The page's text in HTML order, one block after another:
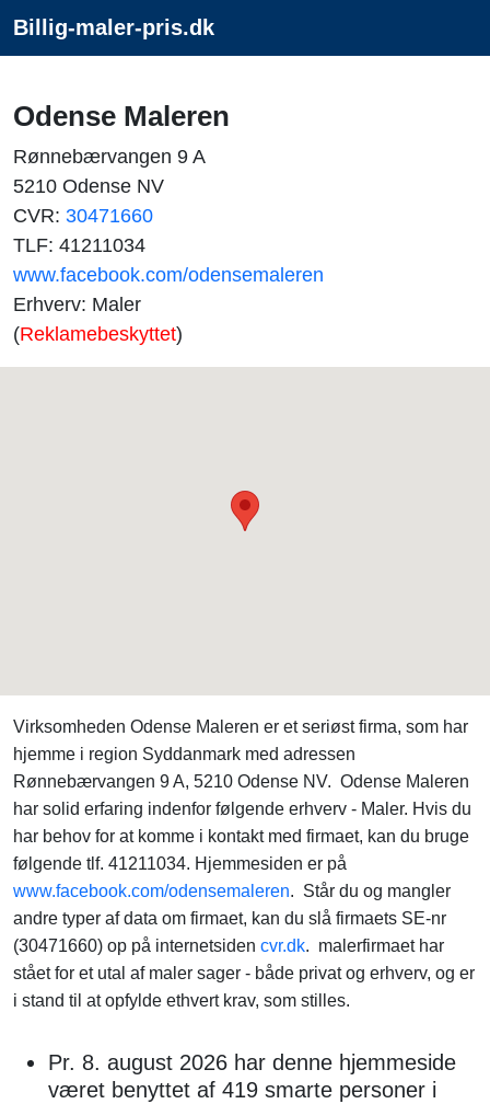
Billig-maler-pris.dk
Odense Maleren
Rønnebærvangen 9 A
5210 Odense NV
CVR: 30471660
TLF: 41211034
www.facebook.com/odensemaleren
Erhverv: Maler
(Reklamebeskyttet)
Virksomheden Odense Maleren er et seriøst firma, som har
hjemme i region Syddanmark med adressen
Rønnebærvangen 9 A, 5210 Odense NV. Odense Maleren
har solid erfaring indenfor følgende erhverv - Maler. Hvis du
har behov for at komme i kontakt med firmaet, kan du bruge
følgende tlf. 41211034. Hjemmesiden er på
www.facebook.com/odensemaleren. Står du og mangler
andre typer af data om firmaet, kan du slå firmaets SE-nr
(30471660) op på internetsiden cvr.dk. malerfirmaet har
stået for et utal af maler sager - både privat og erhverv, og er
i stand til at opfylde ethvert krav, som stilles.
Pr. 8. august 2026 har denne hjemmeside
været benyttet af 419 smarte personer i